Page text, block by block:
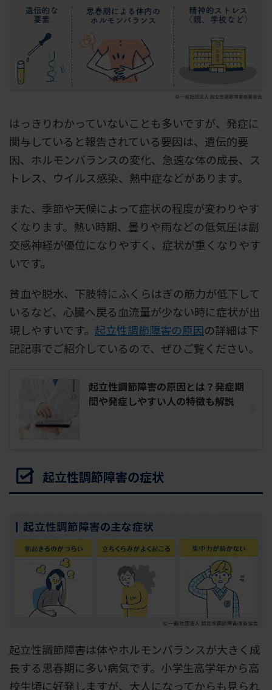
はっきりわかっていないことも多いですが、発症に
関与していると報告されている要因は、遺伝的要
因、ホルモンバランスの変化、急速な体の成長、ス
トレス、ウイルス感染、熱中症などがあります。
また、季節や天候によって症状の程度が変わりやす
くなります。熱い時期、曇りや雨などの低気圧は副
交感神経が優位になりやすく、症状が重くなりやす
いです。
貧血や脱水、下肢特にふくらはぎの筋力が低下して
いるなど、心臓へ戻る血流量が少ない時に症状が出
現しやすいです。 起立性調節障害の原因の詳細は下
記記事でご紹介しているので、ぜひご覧ください。
起立性調節障害の原因とは？発症期
間や発症しやすい人の特徴も解説
起立性調節障害の症状
起立性調節障害は体やホルモンバランスが大きく成
長する思春期に多い病気です。小学生高学年から高
校生頃に好発しますが、大人になってからも見られ